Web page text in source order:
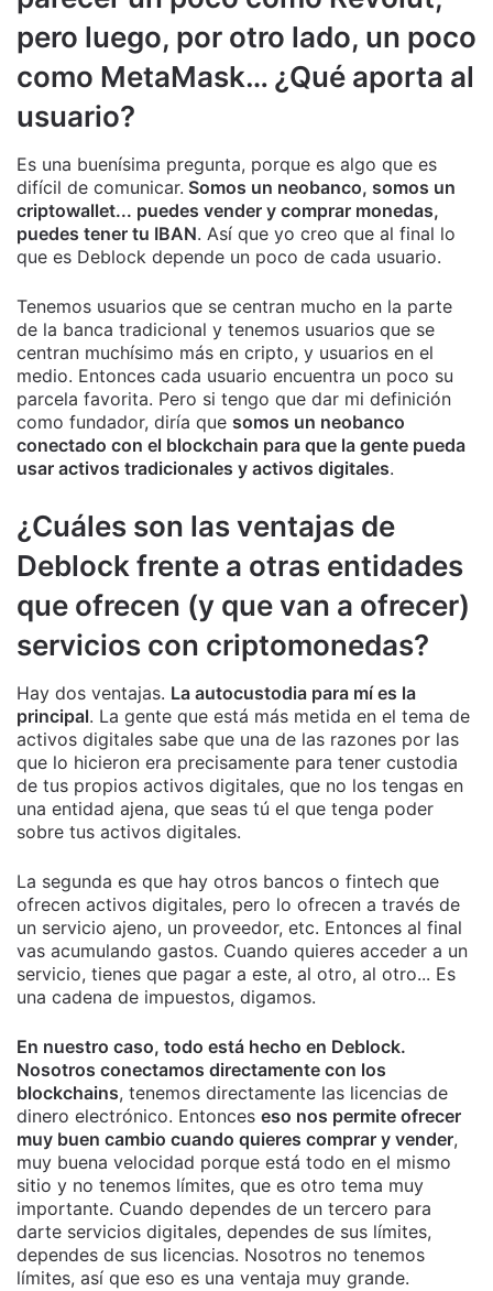
pero luego, por otro lado, un poco
como MetaMask… ¿Qué aporta al
usuario?
Es una buenísima pregunta, porque es algo que es
difícil de comunicar. Somos un neobanco, somos un
criptowallet... puedes vender y comprar monedas,
puedes tener tu IBAN. Así que yo creo que al final lo
que es Deblock depende un poco de cada usuario.
Tenemos usuarios que se centran mucho en la parte
de la banca tradicional y tenemos usuarios que se
centran muchísimo más en cripto, y usuarios en el
medio. Entonces cada usuario encuentra un poco su
parcela favorita. Pero si tengo que dar mi definición
como fundador, diría que somos un neobanco
conectado con el blockchain para que la gente pueda
usar activos tradicionales y activos digitales.
¿Cuáles son las ventajas de
Deblock frente a otras entidades
que ofrecen (y que van a ofrecer)
servicios con criptomonedas?
Hay dos ventajas. La autocustodia para mí es la
principal. La gente que está más metida en el tema de
activos digitales sabe que una de las razones por las
que lo hicieron era precisamente para tener custodia
de tus propios activos digitales, que no los tengas en
una entidad ajena, que seas tú el que tenga poder
sobre tus activos digitales.
La segunda es que hay otros bancos o fintech que
ofrecen activos digitales, pero lo ofrecen a través de
un servicio ajeno, un proveedor, etc. Entonces al final
vas acumulando gastos. Cuando quieres acceder a un
servicio, tienes que pagar a este, al otro, al otro... Es
una cadena de impuestos, digamos.
En nuestro caso, todo está hecho en Deblock.
Nosotros conectamos directamente con los
blockchains, tenemos directamente las licencias de
dinero electrónico. Entonces eso nos permite ofrecer
muy buen cambio cuando quieres comprar y vender,
muy buena velocidad porque está todo en el mismo
sitio y no tenemos límites, que es otro tema muy
importante. Cuando dependes de un tercero para
darte servicios digitales, dependes de sus límites,
dependes de sus licencias. Nosotros no tenemos
límites, así que eso es una ventaja muy grande.